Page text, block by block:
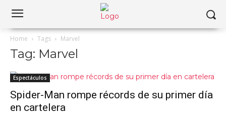
Home Tags Marvel
Tag: Marvel
Espectáculos
Spider-Man rompe récords de su primer día
en cartelera